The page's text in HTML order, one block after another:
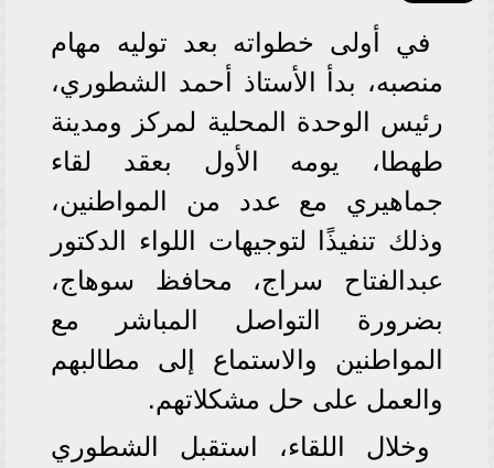
في أولى خطواته بعد توليه مهام
منصبه، بدأ الأستاذ أحمد الشطوري،
رئيس الوحدة المحلية لمركز ومدينة
طهطا، يومه الأول بعقد لقاء
جماهيري مع عدد من المواطنين،
وذلك تنفيذًا لتوجيهات اللواء الدكتور
عبدالفتاح سراج، محافظ سوهاج،
بضرورة التواصل المباشر مع
المواطنين والاستماع إلى مطالبهم
والعمل على حل مشكلاتهم.
وخلال اللقاء، استقبل الشطوري